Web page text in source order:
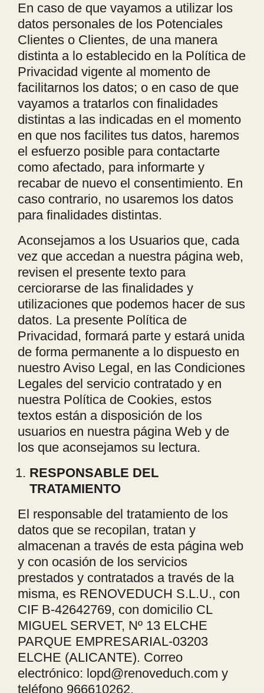
En caso de que vayamos a utilizar los
datos personales de los Potenciales
Clientes o Clientes, de una manera
distinta a lo establecido en la Política de
Privacidad vigente al momento de
facilitarnos los datos; o en caso de que
vayamos a tratarlos con finalidades
distintas a las indicadas en el momento
en que nos facilites tus datos, haremos
el esfuerzo posible para contactarte
como afectado, para informarte y
recabar de nuevo el consentimiento. En
caso contrario, no usaremos los datos
para finalidades distintas.
Aconsejamos a los Usuarios que, cada
vez que accedan a nuestra página web,
revisen el presente texto para
cerciorarse de las finalidades y
utilizaciones que podemos hacer de sus
datos. La presente Política de
Privacidad, formará parte y estará unida
de forma permanente a lo dispuesto en
nuestro Aviso Legal, en las Condiciones
Legales del servicio contratado y en
nuestra Política de Cookies, estos
textos están a disposición de los
usuarios en nuestra página Web y de
los que aconsejamos su lectura.
RESPONSABLE DEL
TRATAMIENTO
El responsable del tratamiento de los
datos que se recopilan, tratan y
almacenan a través de esta página web
y con ocasión de los servicios
prestados y contratados a través de la
misma, es RENOVEDUCH S.L.U., con
CIF B‐42642769, con domicilio CL
MIGUEL SERVET, Nº 13 ELCHE
PARQUE EMPRESARIAL-03203
ELCHE (ALICANTE). Correo
electrónico: lopd@renoveduch.com y
teléfono 966610262.